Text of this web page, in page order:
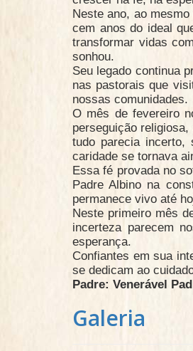
Neste ano, ao
cem anos do ideal
transformar vidas
sonhou.
Seu legado continua
nas pastorais que
nossas comunidades.
O mês de fevereiro
perseguição
tudo parecia incerto,
caridade se tornava
Essa fé provada no
Padre Albino na
permanece vivo até
Neste primeiro mês
incerteza parecem
esperança.
Confiantes em sua
se dedicam ao
Padre: Venerável
Galeria